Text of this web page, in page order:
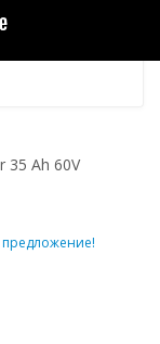
35 Ah 60V
предложение!